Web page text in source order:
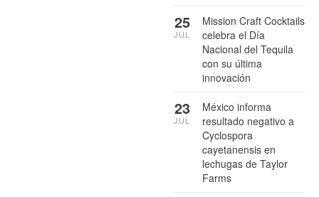
Mission Craft Cocktails
celebra el Día
Nacional del Tequila
con su última
innovación
25
JUL
México informa
resultado negativo a
Cyclospora
cayetanensis en
lechugas de Taylor
Farms
23
JUL